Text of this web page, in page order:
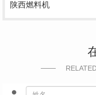
陕西燃料机